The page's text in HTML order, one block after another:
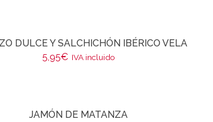
DULCE Y SALCHICHÓN IBÉRICO VELA
5,95€ IVA incluido
JAMÓN DE MATANZA